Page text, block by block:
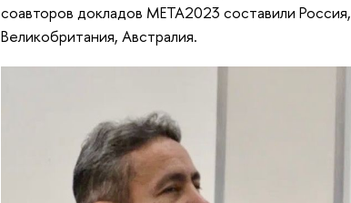
соавторов докладов META2023 составили
Великобритания, Австралия.